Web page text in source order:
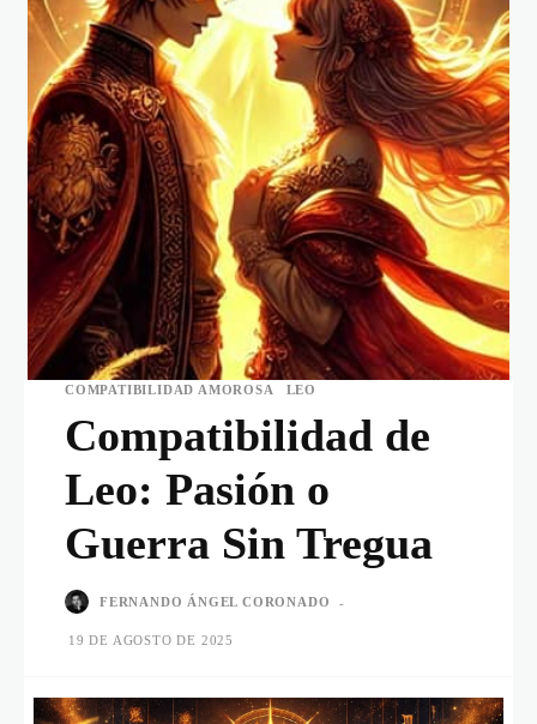
COMPATIBILIDAD AMOROSA LEO
Compatibilidad de
Leo: Pasión o
Guerra Sin Tregua
FERNANDO ÁNGEL CORONADO -
19 DE AGOSTO DE 2025